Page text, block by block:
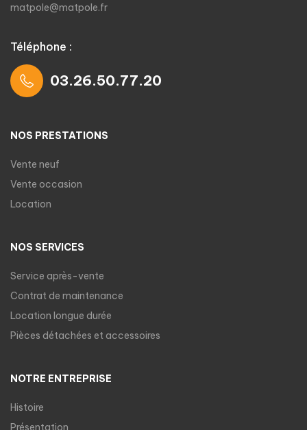
matpole@matpole.fr
Téléphone :
03.26.50.77.20
NOS PRESTATIONS
Vente neuf
Vente occasion
Location
NOS SERVICES
Service après-vente
Contrat de maintenance
Location longue durée
Pièces détachées et accessoires
NOTRE ENTREPRISE
Histoire
Présentation